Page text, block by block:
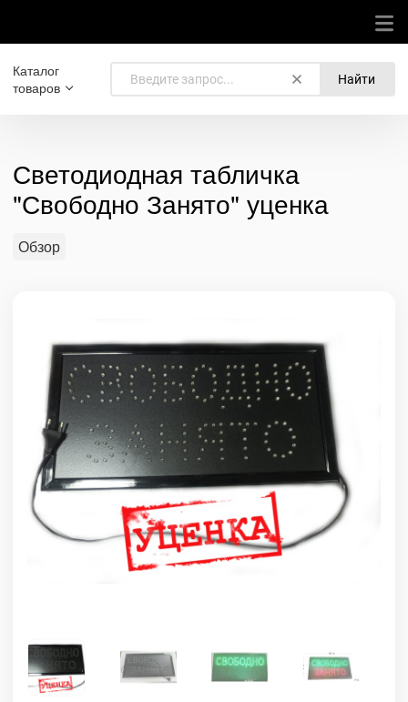
Каталог
товаров
Найти
Светодиодная табличка
"Свободно Занято" уценка
Обзор